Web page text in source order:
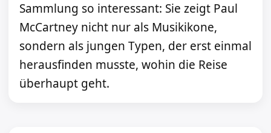
Sammlung so interessant: Sie zeigt Paul
McCartney nicht nur als Musikikone,
sondern als jungen Typen, der erst einmal
herausfinden musste, wohin die Reise
überhaupt geht.